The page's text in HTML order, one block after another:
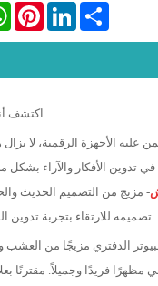
LinkedInShare
اكتشف
عليه الأجهزة الرقمية، لا
تدوين الأفكار والآراء
- مزيج من التصميم الحديث
تصميمه للارتقاء بتجربة تدوين
الدفتري مزيجًا من العشب
مظهرًا فريدًا وجميلاً. مقترنًا